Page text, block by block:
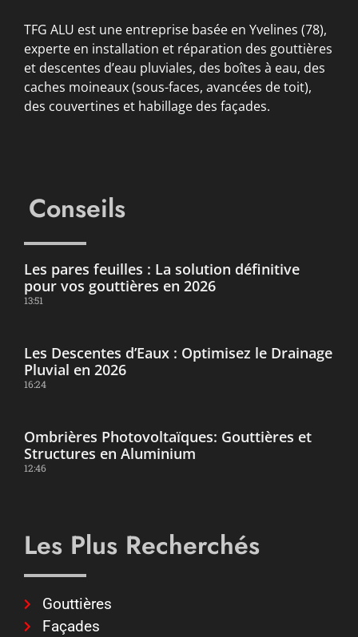
TFG ALU est une entreprise basée en Yvelines (78),
experte en installation et réparation des gouttières
et descentes d’eau pluviales, des boîtes à eau, des
caches moineaux (sous-faces, avancées de toit),
des couvertines et habillage des façades.
Conseils
Les pares feuilles : La solution définitive
pour vos gouttières en 2026
13:51
Les Descentes d’Eaux : Optimisez le Drainage
Pluvial en 2026
16:24
Ombrières Photovoltaïques: Gouttières et
Structures en Aluminium
12:46
Les Plus Recherchés
Gouttières
Façades